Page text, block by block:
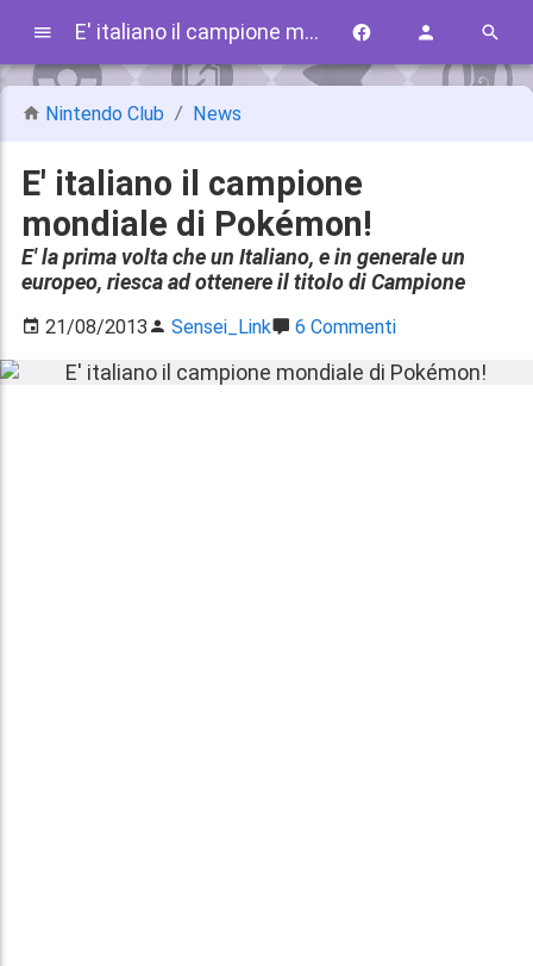
E' italiano il campione mondiale di Pokémon!
Nintendo Club News
E' italiano il campione
mondiale di Pokémon!
E' la prima volta che un Italiano, e in generale un
europeo, riesca ad ottenere il titolo di Campione
21/08/2013 Sensei_Link 6 Commenti